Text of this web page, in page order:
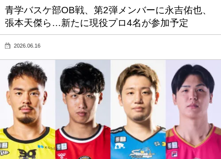
青学バスケ部OB戦、第2弾メンバーに永吉佑也、
張本天傑ら…新たに現役プロ4名が参加予定
2026.06.16